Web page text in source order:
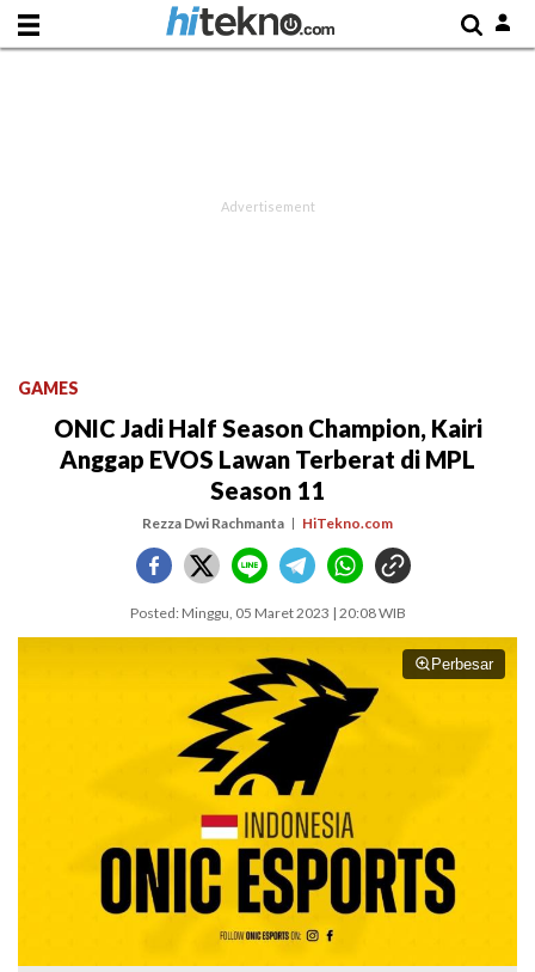
GAMES
ONIC Jadi Half Season Champion, Kairi
Anggap EVOS Lawan Terberat di MPL
Season 11
Rezza Dwi Rachmanta HiTekno.com
Posted: Minggu, 05 Maret 2023 | 20:08 WIB
Perbesar